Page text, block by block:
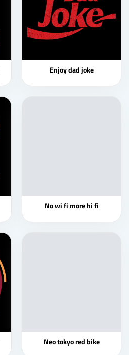
Enjoy dad joke
No wi fi more hi fi
Neo tokyo red bike